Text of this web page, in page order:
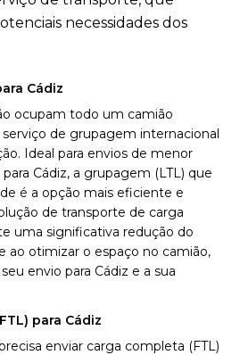
necessidades dos
Cádiz
ocupam todo um camião
de grupagem internacional
Ideal para envios de menor
Cádiz, a grupagem (LTL) que
é a opção mais eficiente e
de transporte de carga
uma significativa redução do
ao otimizar o espaço no camião,
envio para Cádiz e a sua
para Cádiz
enviar carga completa (FTL)